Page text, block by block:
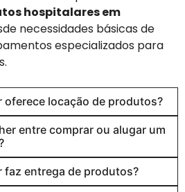
hospitalares em
necessidades básicas de
especializados para
oferece locação de produtos?
entre comprar ou alugar um
faz entrega de produtos?